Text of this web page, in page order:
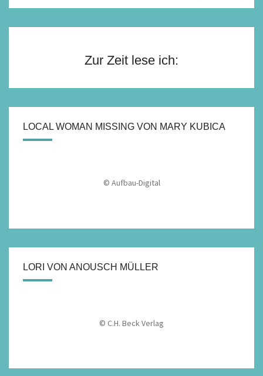
Zur Zeit lese ich:
LOCAL WOMAN MISSING VON MARY KUBICA
© Aufbau-Digital
LORI VON ANOUSCH MÜLLER
© C.H. Beck Verlag